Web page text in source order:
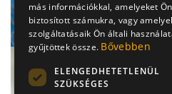
más információkkal, amelyeket Ön
biztosított számukra, vagy
szolgáltatásaik Ön általi
gyűjtöttek össze. Bővebben
ELENGEDHETETLENÜL
SZÜKSÉGES